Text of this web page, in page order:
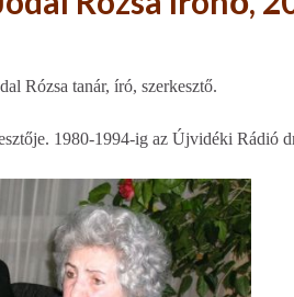
Rózsa tanár, író, szerkesztő.
1980-1994-ig az Újvidéki Rádió